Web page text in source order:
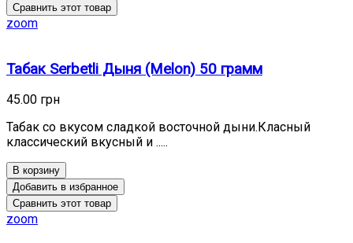
Сравнить этот товар
zoom
Табак Serbetli Дыня (Melon) 50 грамм
45.00 грн
Табак со вкусом сладкой восточной дыни.Класный
классический вкусный и .....
В корзину
Добавить в избранное
Сравнить этот товар
zoom